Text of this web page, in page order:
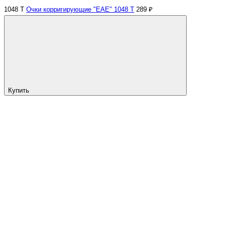
1048 Т Очки корригирующие "EAE" 1048 Т 289 ₽
Купить